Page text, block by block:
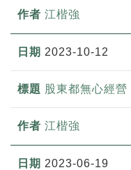
江楷強
2023-10-12
股東都無心經
江楷強
2023-06-19